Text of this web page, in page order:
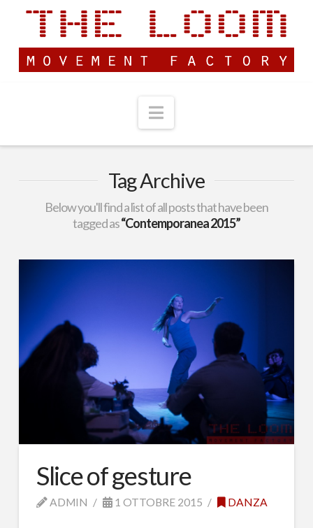
Navigation
Tag Archive
Below you'll find a list of all posts that have been
tagged as“Contemporanea 2015”
Slice of gesture
ADMIN 1 OTTOBRE 2015 DANZA